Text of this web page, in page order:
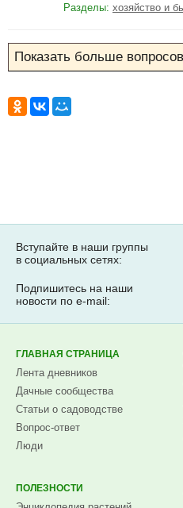
Разделы: хозяйство и
Вступайте в наши группы
в социальных сетях:
Подпишитесь на наши
новости по e-mail:
ГЛАВНАЯ СТРАНИЦА
Лента дневников
Дачные сообщества
Статьи о садоводстве
Вопрос-ответ
Люди
ПОЛЕЗНОСТИ